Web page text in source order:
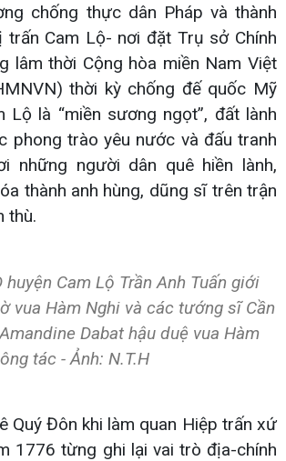
chống thực dân Pháp và thành
trấn Cam Lộ- nơi đặt Trụ sở Chính
lâm thời Cộng hòa miền Nam Việt
thời kỳ chống đế quốc Mỹ
Lộ là “miền sương ngọt”, đất lành
phong trào yêu nước và đấu tranh
những người dân quê hiền lành,
thành anh hùng, dũng sĩ trên trận
thù.
huyện Cam Lộ Trần Anh Tuấn giới
vua Hàm Nghi và các tướng sĩ Cần
Dabat hậu duệ vua Hàm
tác - Ảnh: N.T.H
Quý Đôn khi làm quan Hiệp trấn xứ
1776 từng ghi lại vai trò địa-chính